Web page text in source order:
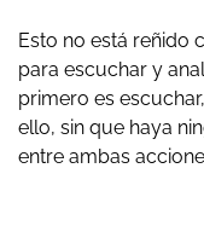
Esto no está reñido
para escuchar y
primero es
ello, sin que haya
entre ambas